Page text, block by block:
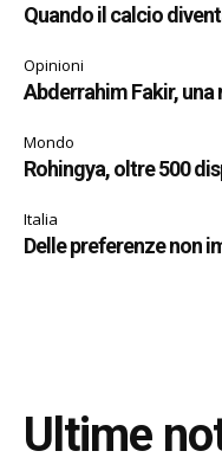
Quando il calcio
Opinioni
Abderrahim Fakir,
Mondo
Rohingya, oltre 500
Italia
Delle preferenze non
Ultime